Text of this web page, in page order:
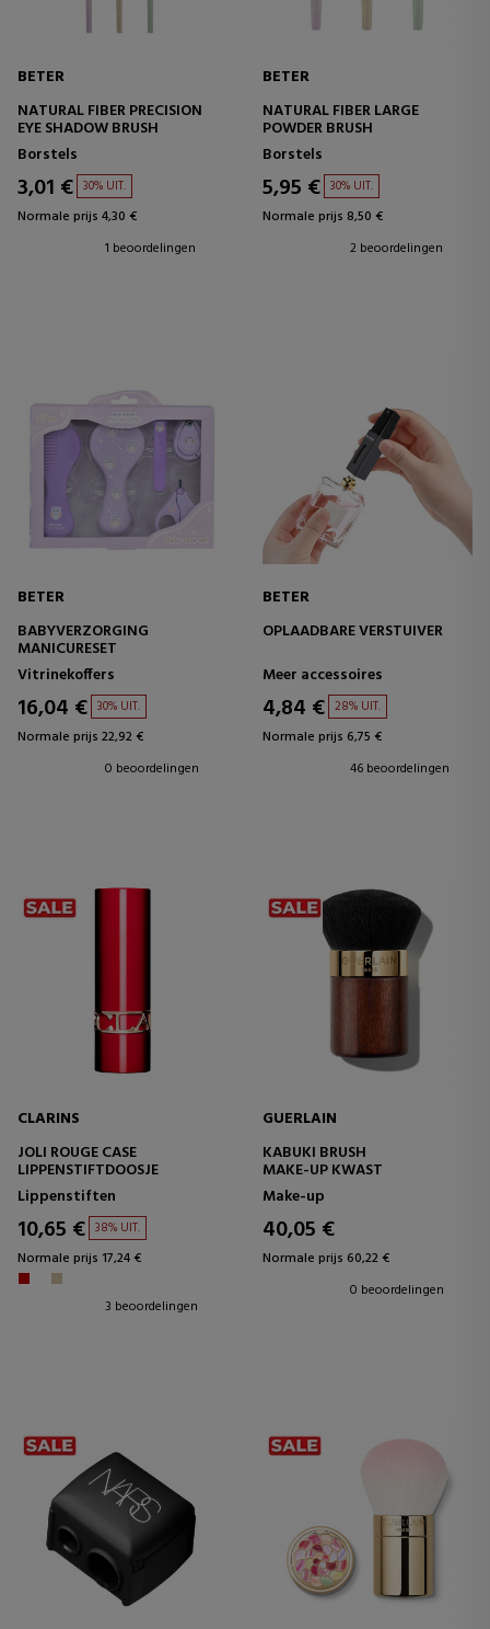
BETER
NATURAL FIBER PRECISION
EYE SHADOW BRUSH
Borstels
3,01 € 30% UIT.
Normale prijs 4,30 €
1 beoordelingen
BETER
NATURAL FIBER LARGE
POWDER BRUSH
Borstels
5,95 € 30% UIT.
Normale prijs 8,50 €
2 beoordelingen
BETER
BABYVERZORGING
MANICURESET
Vitrinekoffers
16,04 € 30% UIT.
Normale prijs 22,92 €
0 beoordelingen
BETER
OPLAADBARE VERSTUIVER
Meer accessoires
4,84 € 28% UIT.
Normale prijs 6,75 €
46 beoordelingen
CLARINS
JOLI ROUGE CASE
LIPPENSTIFTDOOSJE
Lippenstiften
10,65 € 38% UIT.
Normale prijs 17,24 €
3 beoordelingen
GUERLAIN
KABUKI BRUSH
MAKE-UP KWAST
Make-up
40,05 €
Normale prijs 60,22 €
0 beoordelingen